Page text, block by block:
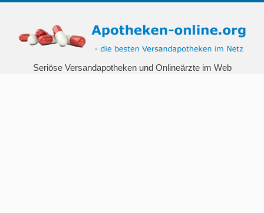
Seriöse Versandapotheken und Onlineärzte im Web